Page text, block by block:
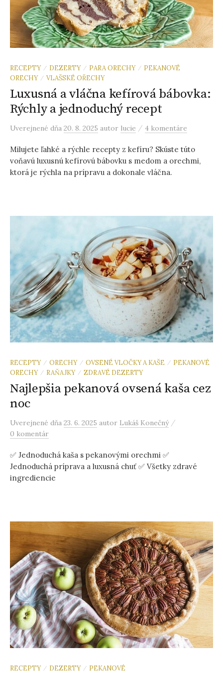
RECEPTY / DEZERTY / PARA ORECHY / PEKANOVÉ
ORECHY / VLAŠSKÉ OŘECHY
Luxusná a vláčna kefírová bábovka:
Rýchly a jednoduchý recept
Uverejnené dňa 20. 8. 2025 autor lucie / 4 komentáre
Milujete ľahké a rýchle recepty z kefíru? Skúste túto
voňavú luxusnú kefírovú bábovku s medom a orechmi,
ktorá je rýchla na prípravu a dokonale vláčna.
RECEPTY / ORECHY / OVSENÉ VLOČKY A KAŠE / PEKANOVÉ
ORECHY / RAŇAJKY / ZDRAVÉ DEZERTY
Najlepšia pekanová ovsená kaša cez
noc
Uverejnené dňa 23. 6. 2025 autor Lukáš Konečný /
0 komentár
✅ Jednoduchá kaša s pekanovými orechmi ✅
Jednoduchá príprava a luxusná chuť ✅ Všetky zdravé
ingrediencie
RECEPTY / DEZERTY / PEKANOVÉ